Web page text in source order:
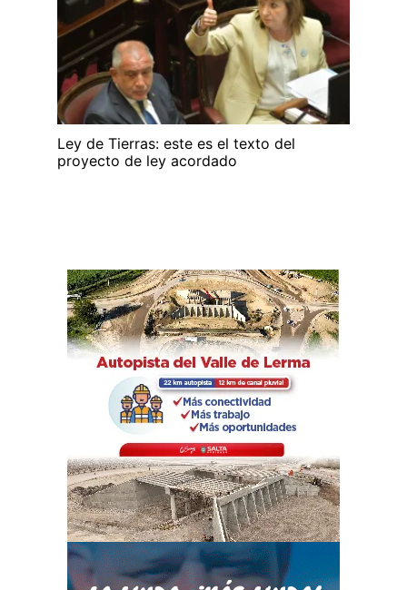
Ley de Tierras: este es el texto del
proyecto de ley acordado